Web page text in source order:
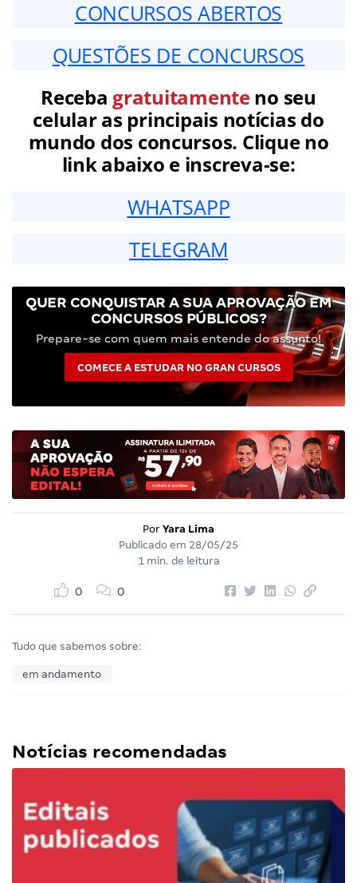
CONCURSOS ABERTOS
QUESTÕES DE CONCURSOS
Receba gratuitamenteno seu
celular as principais notícias do
mundo dos concursos. Clique no
link abaixo e inscreva-se:
WHATSAPP
TELEGRAM
QUER CONQUISTAR A SUA APROVAÇÃO EM
CONCURSOS PÚBLICOS?
Prepare-se com quem mais entende do assunto!
COMECE A ESTUDAR NO GRAN CURSOS
Por Yara Lima
Publicado em 28/05/25
1 min. de leitura
0 0
Tudo que sabemos sobre:
em andamento
Notícias recomendadas